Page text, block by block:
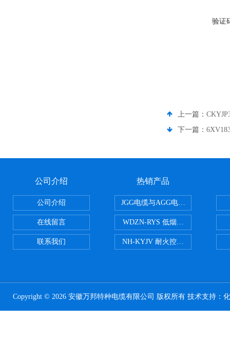
验证
上一篇：
下一篇：
公司介绍
公司介绍
在线留言
联系我们
热销产品
JGG电缆与AGG电缆有什么区别
WDZN-RYS 低烟无卤耐火双绞线
NH-KYJV 耐火控制电缆
Copyright © 2026 安徽万邦特种电缆有限公司 版权所有 技术支持：